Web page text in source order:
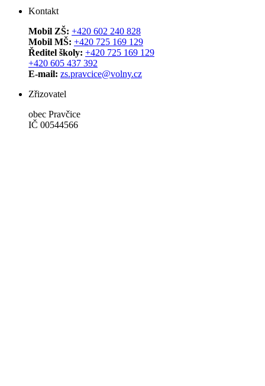
Kontakt
Mobil ZŠ: +420 602 240 828
Mobil MŠ: +420 725 169 129
Ředitel školy: +420 725 169 129
+420 605 437 392
E-mail: zs.pravcice@volny.cz
Zřizovatel
obec Pravčice
IČ 00544566